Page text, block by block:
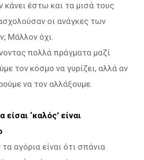
κάνει έστω και τα μισά τους
οι ανάγκες των
Μάλλον όχι.
πολλά πράγματα μαζί
τον κόσμο να γυρίζει, αλλά αν
να τον αλλάξουμε.
‘καλός’ είναι
αγόρια είναι ότι σπάνια